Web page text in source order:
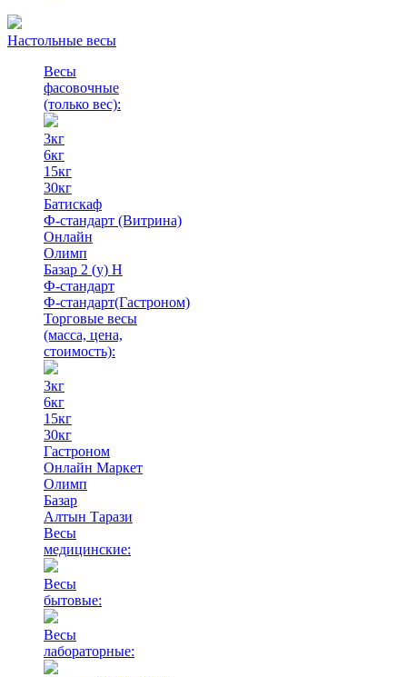
Настольные весы
Весы
фасовочные
(только вес):
3кг
6кг
15кг
30кг
Батискаф
Ф-стандарт (Витрина)
Онлайн
Олимп
Базар 2 (у) Н
Ф-стандарт
Ф-стандарт(Гастроном)
Торговые весы
(масса, цена,
стоимость):
3кг
6кг
15кг
30кг
Гастроном
Онлайн Маркет
Олимп
Базар
Алтын Тарази
Весы
медицинские:
Весы
бытовые:
Весы
лабораторные: